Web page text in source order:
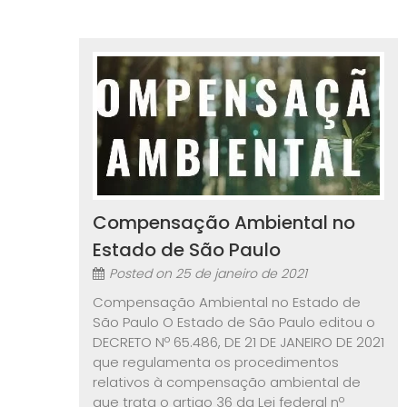
Compensação Ambiental no
Estado de São Paulo
Posted on 25 de janeiro de 2021
Compensação Ambiental no Estado de
São Paulo O Estado de São Paulo editou o
DECRETO Nº 65.486, DE 21 DE JANEIRO DE 2021
que regulamenta os procedimentos
relativos à compensação ambiental de
que trata o artigo 36 da Lei federal nº